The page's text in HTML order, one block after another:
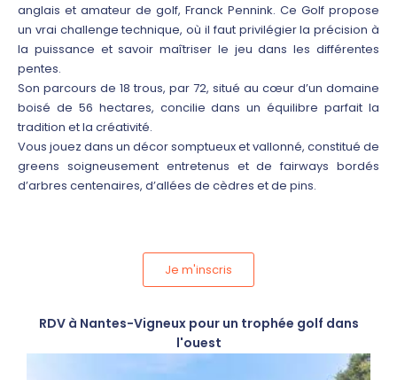
anglais et amateur de golf, Franck Pennink. Ce Golf propose
un vrai challenge technique, où il faut privilégier la précision à
la puissance et savoir maîtriser le jeu dans les différentes
pentes.
Son parcours de 18 trous, par 72, situé au cœur d’un domaine
boisé de 56 hectares, concilie dans un équilibre parfait la
tradition et la créativité.
Vous jouez dans un décor somptueux et vallonné, constitué de
greens soigneusement entretenus et de fairways bordés
d’arbres centenaires, d’allées de cèdres et de pins.
Je m'inscris
RDV à Nantes-Vigneux pour un trophée golf dans
l'ouest